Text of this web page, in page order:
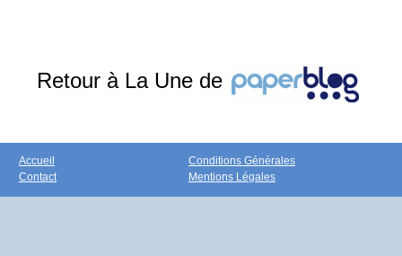
Retour à La Une de
Accueil
Contact
Conditions Générales
Mentions Légales